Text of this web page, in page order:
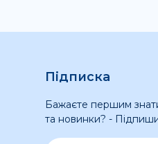
Підписка
Бажаєте першим
та новинки? -